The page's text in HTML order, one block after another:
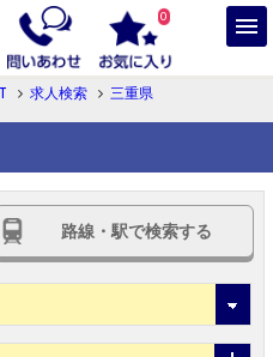
0
求人検索
三重県
路線・駅で検索する